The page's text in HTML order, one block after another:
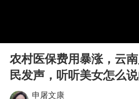
新疆一婚
Play
农村医保费用暴涨，云
民发声，听听美女怎么
申屠文康